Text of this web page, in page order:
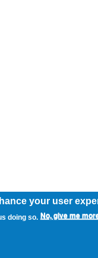
your user
doing so. No, give me